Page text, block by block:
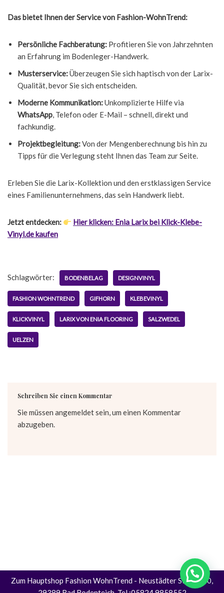
Das bietet Ihnen der Service von Fashion-WohnTrend:
Persönliche Fachberatung: Profitieren Sie von Jahrzehnten
an Erfahrung im Bodenleger-Handwerk.
Musterservice:Überzeugen Sie sich haptisch von der Larix-
Qualität, bevor Sie sich entscheiden.
Moderne Kommunikation:Unkomplizierte Hilfe via
WhatsApp, Telefon oder E-Mail – schnell, direkt und
fachkundig.
Projektbegleitung:Von der Mengenberechnung bis hin zu
Tipps für die Verlegung steht Ihnen das Team zur Seite.
Erleben Sie die Larix-Kollektion und den erstklassigen Service
eines Familienunternehmens, das sein Handwerk liebt.
Jetzt entdecken:
Hier klicken: Enia Larix bei Klick-Klebe-
Vinyl.de kaufen
Schlagwörter: BODENBELAG DESIGNVINYL
FASHION WOHNTREND GIFHORN KLEBEVINYL
KLICKVINYL LARIX VON ENIA FLOORING SALZWEDEL
UELZEN
Schreiben Sie einen Kommentar
Sie müssen angemeldetsein, um einen Kommentar
abzugeben.
Zum Hauptshop Fashion WohnTrend - Neustädter Straße 30,